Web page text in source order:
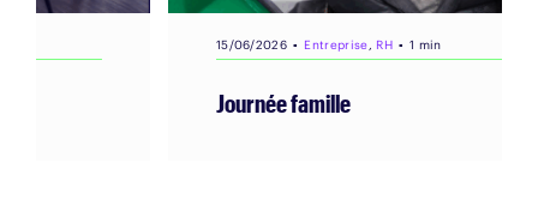
Entreprise,RH ▪ 1 min
Journée famille